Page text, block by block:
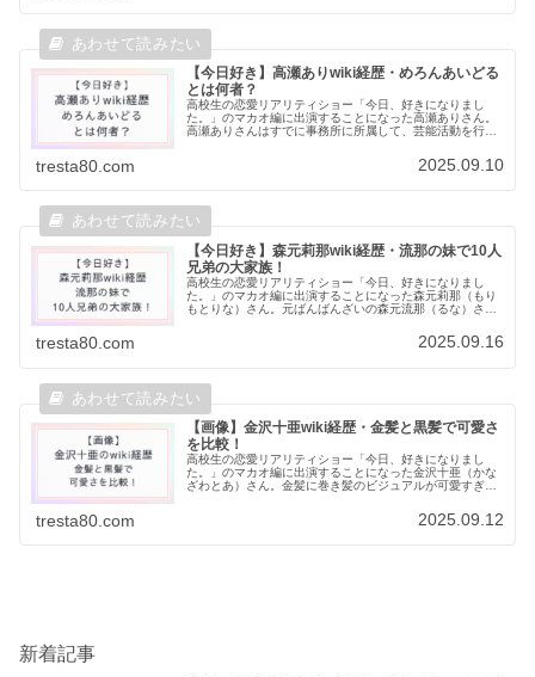
【今日好き】高瀬ありwiki経歴・めろんあいどる
とは何者？
高校生の恋愛リアリティショー「今日、好きになりまし
た。」のマカオ編に出演することになった高瀬ありさん。
高瀬ありさんはすでに事務所に所属して、芸能活動を行っ
tresta80.com 2025.09.10
【今日好き】森元莉那wiki経歴・流那の妹で10人
兄弟の大家族！
高校生の恋愛リアリティショー「今日、好きになりまし
た。」のマカオ編に出演することになった森元莉那（もり
もとりな）さん。元ばんばんざいの森元流那（るな）さん
tresta80.com 2025.09.16
【画像】金沢十亜wiki経歴・金髪と黒髪で可愛さ
を比較！
高校生の恋愛リアリティショー「今日、好きになりまし
た。」のマカオ編に出演することになった金沢十亜（かな
ざわとあ）さん。金髪に巻き髪のビジュアルが可愛すぎ
tresta80.com 2025.09.12
新着記事